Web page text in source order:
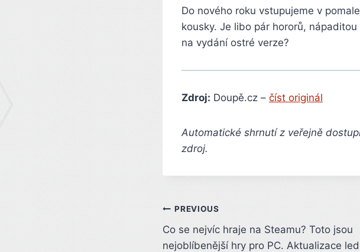
Do nového roku vstupujeme v
kousky. Je libo pár hororů,
na vydání ostré verze?
Zdroj: Doupě.cz – číst originál
Automatické shrnutí z veřejně
zdroj.
Post
navigation
PREVIOUS
Co se nejvíc hraje na Steamu? Toto jsou
nejoblíbenější hry pro PC. Aktualizace